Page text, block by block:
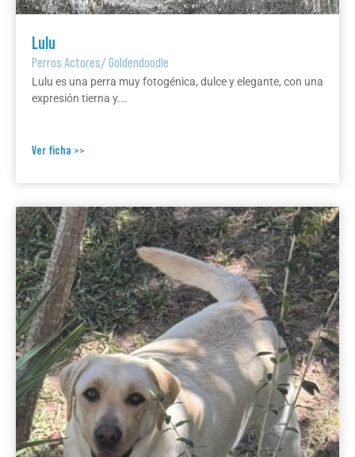
Lulu
Perros Actores/Goldendoodle
Lulu es una perra muy fotogénica, dulce y elegante, con una
expresión tierna y...
Ver ficha >>